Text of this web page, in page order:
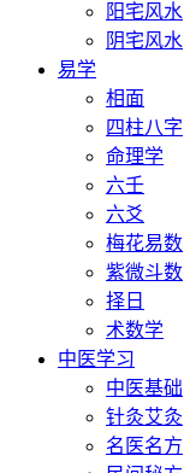
阳宅风水
阴宅风水
易学
相面
四柱八字
命理学
六壬
六爻
梅花易数
紫微斗数
择日
术数学
中医学习
中医基础
针灸艾灸
名医名方